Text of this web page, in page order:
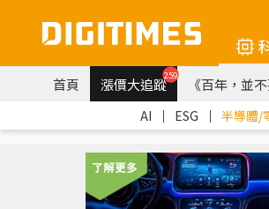
首頁 漲價大追蹤259 《百年，並
AI ｜ ESG ｜ 半導體/